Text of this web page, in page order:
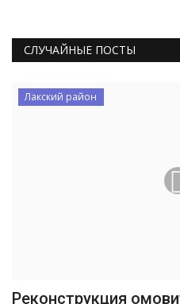
СЛУЧАЙНЫЕ ПОСТЫ
Лакский район
Реконструкция